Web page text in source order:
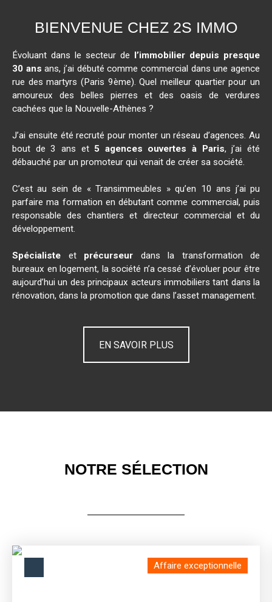
BIENVENUE CHEZ 2S IMMO
Évoluant dans le secteur de
l’immobilier depuis presque
30 ans ans, j’ai débuté comme commercial dans une agence
rue des martyrs (Paris 9ème). Quel meilleur quartier pour un
amoureux des belles pierres et des oasis de verdures
cachées que la Nouvelle-Athènes ?
J’ai ensuite été recruté pour monter un réseau d’agences. Au
bout de 3 ans et 5 agences ouvertes à Paris, j’ai été
débauché par un promoteur qui venait de créer sa société.
C’est au sein de « Transimmeubles » qu’en 10 ans j’ai pu
parfaire ma formation en débutant comme commercial, puis
responsable des chantiers et directeur commercial et du
développement.
Spécialiste et précurseur dans la transformation de
bureaux en logement, la société n’a cessé d’évoluer pour être
aujourd’hui un des principaux acteurs immobiliers tant dans la
rénovation, dans la promotion que dans l’asset management.
EN SAVOIR PLUS
NOTRE SÉLECTION
Affaire exceptionnelle